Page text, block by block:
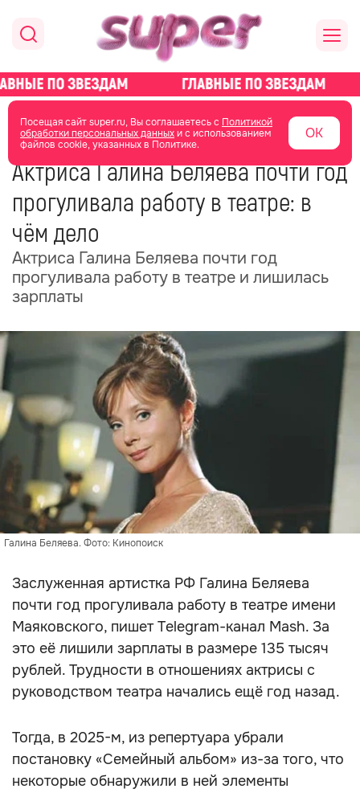
Посещая сайт super.ru, Вы соглашаетесь с Политикой
обработки персональных данныхи с использованием
файлов cookie, указанных в Политике.
ОК
главная новости о звездах новости
01 июля 08:57
Актриса Галина Беляева почти год
прогуливала работу в театре: в
чём дело
Актриса Галина Беляева почти год
прогуливала работу в театре и лишилась
зарплаты
Галина Беляева. Фото: Кинопоиск
Заслуженная артистка РФ Галина Беляева
почти год прогуливала работу в театре имени
Маяковского, пишет Telegram-канал Mash. За
это её лишили зарплаты в размере 135 тысяч
рублей. Трудности в отношениях актрисы с
руководством театра начались ещё год назад.
Тогда, в 2025-м, из репертуара убрали
постановку «Семейный альбом» из-за того, что
некоторые обнаружили в ней элементы